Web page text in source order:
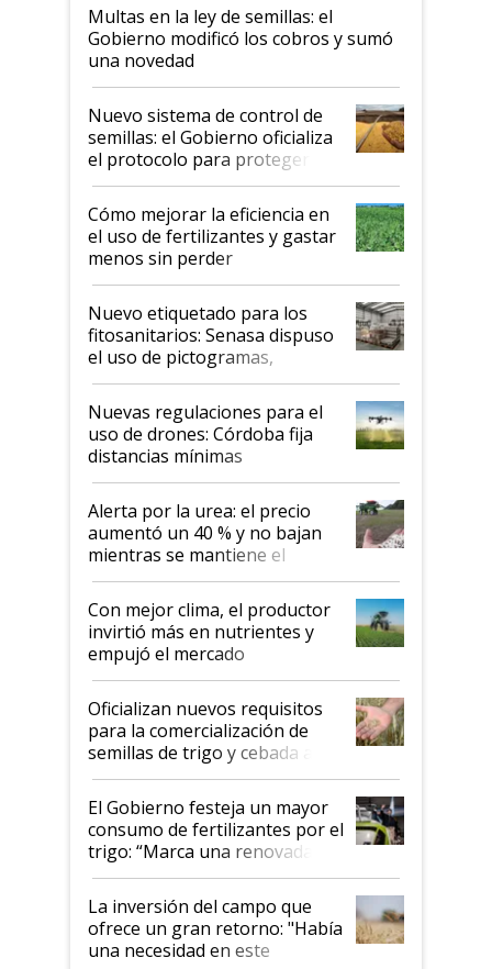
Multas en la ley de semillas: el
Gobierno modificó los cobros y sumó
una novedad
Nuevo sistema de control de
semillas: el Gobierno oficializa
el protocolo para proteger la
propiedad intelectual
Cómo mejorar la eficiencia en
el uso de fertilizantes y gastar
menos sin perder
productividad en la campaña
fina
Nuevo etiquetado para los
fitosanitarios: Senasa dispuso
el uso de pictogramas,
palabras de advertencia e
indicaciones
Nuevas regulaciones para el
uso de drones: Córdoba fija
distancias mínimas
Alerta por la urea: el precio
aumentó un 40 % y no bajan
mientras se mantiene el
conflicto en Medio Oriente
Con mejor clima, el productor
invirtió más en nutrientes y
empujó el mercado
Oficializan nuevos requisitos
para la comercialización de
semillas de trigo y cebada a
granel
El Gobierno festeja un mayor
consumo de fertilizantes por el
trigo: “Marca una renovada
confianza de los productores”
La inversión del campo que
ofrece un gran retorno: "Había
una necesidad en este